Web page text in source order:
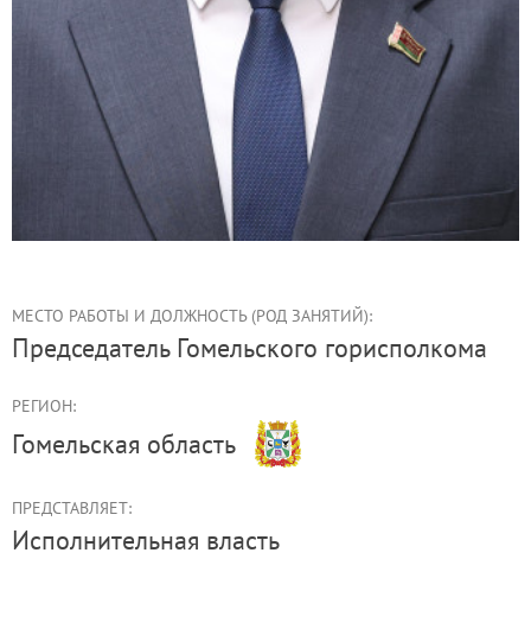
МЕСТО РАБОТЫ И ДОЛЖНОСТЬ (РОД ЗАНЯТИЙ):
председатель Гомельского горисполкома
РЕГИОН:
Гомельская область
ПРЕДСТАВЛЯЕТ:
Иcполнительная власть